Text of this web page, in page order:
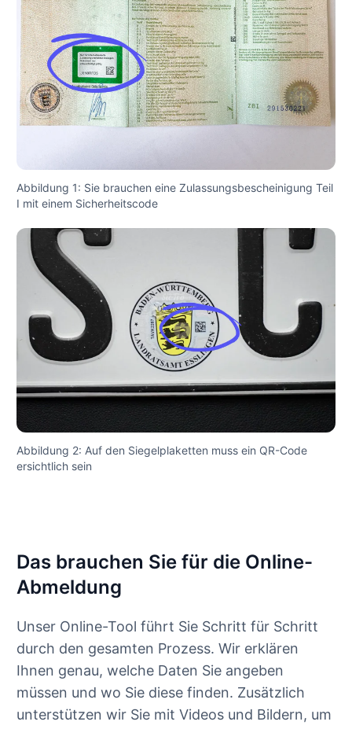
Abbildung 1: Sie brauchen eine Zulassungsbescheinigung Teil
I mit einem Sicherheitscode
Abbildung 2: Auf den Siegelplaketten muss ein QR-Code
ersichtlich sein
Das brauchen Sie für die Online-
Abmeldung
Unser Online-Tool führt Sie Schritt für Schritt
durch den gesamten Prozess. Wir erklären
Ihnen genau, welche Daten Sie angeben
müssen und wo Sie diese finden. Zusätzlich
unterstützen wir Sie mit Videos und Bildern, um